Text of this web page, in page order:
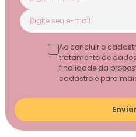
Enviar
Ao concluir o
tratamento de
finalidade da
cadastro é para